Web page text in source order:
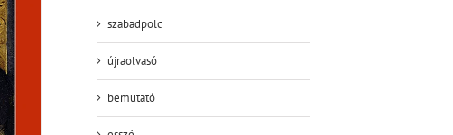
szabadpolc
újraolvasó
bemutató